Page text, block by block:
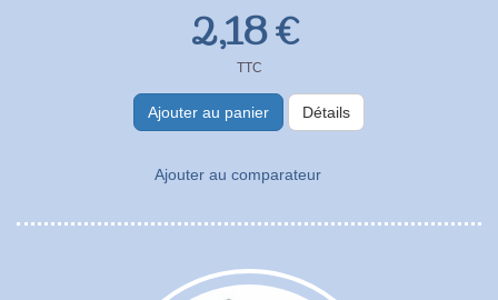
2,18 €
TTC
Ajouter au panier Détails
Ajouter au comparateur